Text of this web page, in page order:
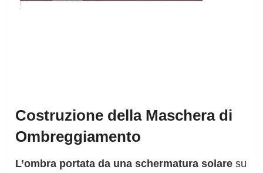
Costruzione della Maschera di
Ombreggiamento
L’ombra portata da una schermatura solare su